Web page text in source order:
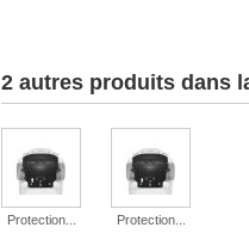
2 autres produits dans
Protection... Protection...